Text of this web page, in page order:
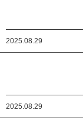
2025.08.29
2025.08.29